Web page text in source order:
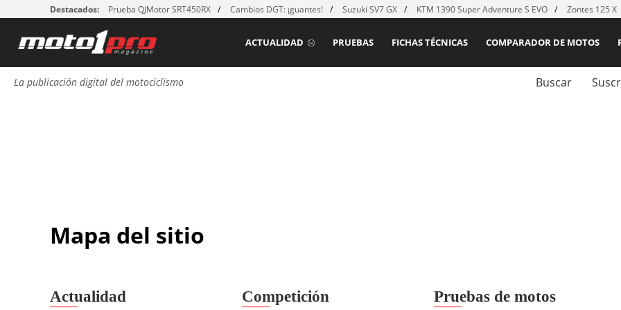
Destacados: Prueba QJMotor SRT450RX Cambios DGT: ¡guantes! Suzuki SV7 GX KTM 1390 Super Adventure S EVO Zontes 125 X
COMPARADOR DE MOTOS
FICHAS TÉCNICAS
PRUEBAS
ACTUALIDAD
La publicación digital del motociclismo Buscar
Mapa del sitio
Actualidad Competición Pruebas de motos